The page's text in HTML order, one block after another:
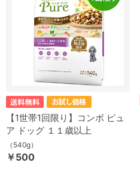
【1世帯1回限り】コンボ ピュ
ア ドッグ １１歳以上
（540g）
￥500